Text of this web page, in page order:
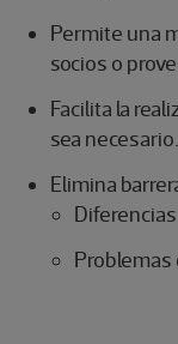
Permite una
socios o
Facilita la
sea necesario.
Elimina
Problemas